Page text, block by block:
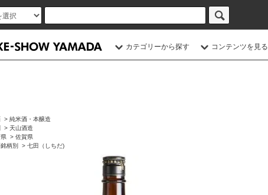
カテゴリーから探す コンテンツを見る
>純米酒・本醸造
>天山酒造
>佐賀県
柄別 >七田（しちだ)